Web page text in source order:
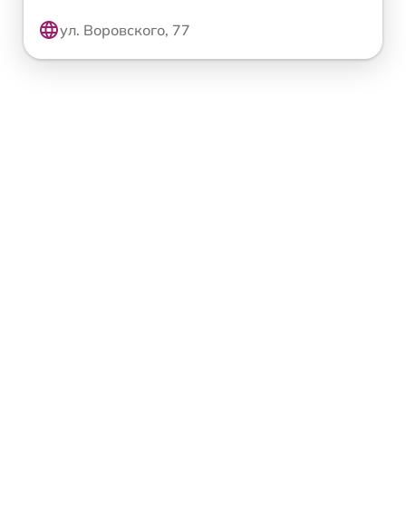
ул. Воровского, 77